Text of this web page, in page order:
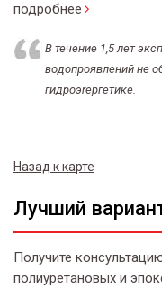
подробнее
В течение 1,5 лет
водопроявлений не
гидроэrергетике.
Назад к карте
Лучший
Получите
полиуретановых и